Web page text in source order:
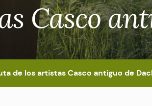
de los artistas Casco antiguo de
Casco